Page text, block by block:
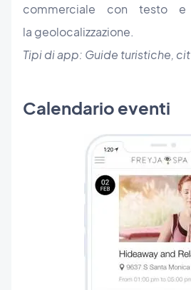
commerciale con testo
la geolocalizzazione.
Tipi di app: Guide turistiche,
Calendario eventi